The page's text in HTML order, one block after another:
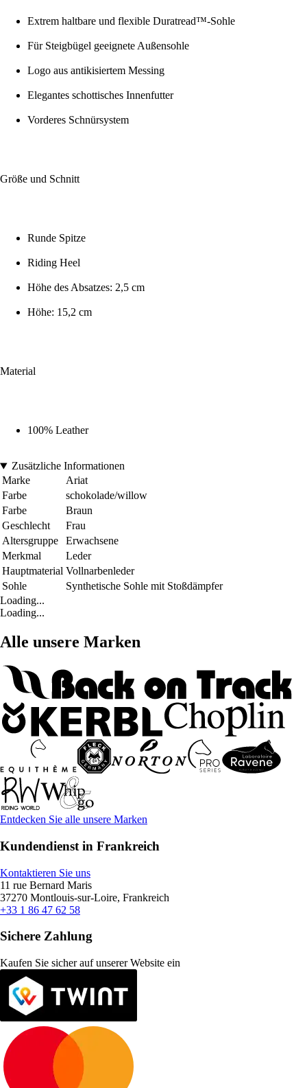
Extrem haltbare und flexible Duratread™-Sohle
Für Steigbügel geeignete Außensohle
Logo aus antikisiertem Messing
Elegantes schottisches Innenfutter
Vorderes Schnürsystem
Größe und Schnitt
Runde Spitze
Riding Heel
Höhe des Absatzes: 2,5 cm
Höhe: 15,2 cm
Material
100% Leather
Zusätzliche Informationen
Marke
Ariat
Farbe
schokolade/willow
Farbe
Braun
Geschlecht
Frau
Altersgruppe
Erwachsene
Merkmal
Leder
Hauptmaterial Vollnarbenleder
Sohle
Synthetische Sohle mit Stoßdämpfer
Loading...
Loading...
Alle unsere Marken
Entdecken Sie alle unsere Marken
Kundendienst in Frankreich
Kontaktieren Sie uns
11 rue Bernard Maris
37270 Montlouis-sur-Loire, Frankreich
+33 1 86 47 62 58
Sichere Zahlung
Kaufen Sie sicher auf unserer Website ein